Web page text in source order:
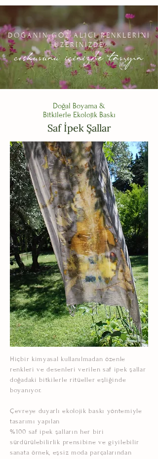
,
DOĞANIN GÖZ ALICI RENKLERİNİ
ÜZERİNİZDE
coskusunu içinizde tasıyın
.
Doğal Boyama &
Bitkilerle Ekolojik Baskı
Saf İpek Şallar
Hiçbir kimyasal kullanılmadan özenle
renkleri ve desenleri verilen saf ipek şallar
doğadaki bitkilerle ritüeller eşliğinde
boyanıyor.
Çevreye duyarlı ekolojik baskı yöntemiyle
tasarımı yapılan
%100 saf ipek şalların her biri
sürdürülebilirlik prensibine ve giyilebilir
sanata örnek, eşsiz moda parçalarından